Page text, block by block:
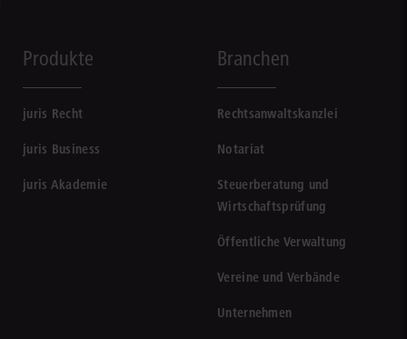
Produkte
juris Recht
juris Business
juris Akademie
Branchen
Rechtsanwaltskanzlei
Notariat
Steuerberatung und
Wirtschaftsprüfung
Öffentliche Verwaltung
Vereine und Verbände
Unternehmen